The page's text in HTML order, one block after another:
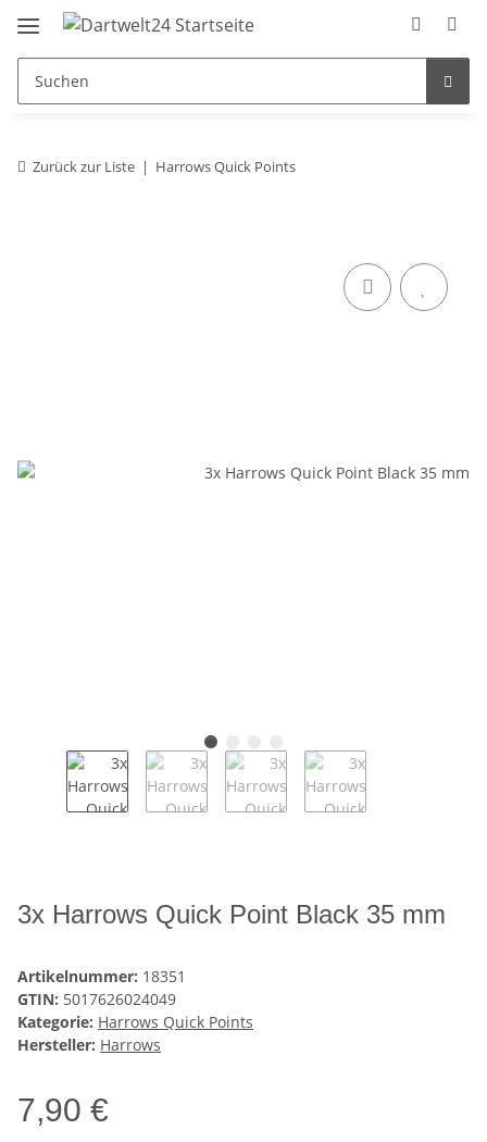
Zurück zur Liste Harrows Quick Points
3x Harrows Quick Point Black 35 mm
Artikelnummer: 18351
GTIN: 5017626024049
Kategorie: Harrows Quick Points
Hersteller: Harrows
7,90 €